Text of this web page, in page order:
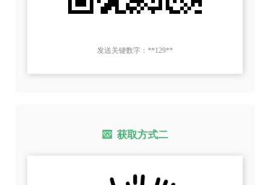
发送关键数字：**129**
获取方式二